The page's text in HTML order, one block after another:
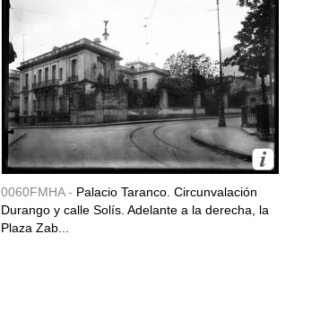
0060FMHA - Palacio Taranco. Circunvalación
Durango y calle Solís. Adelante a la derecha, la
Plaza Zab...